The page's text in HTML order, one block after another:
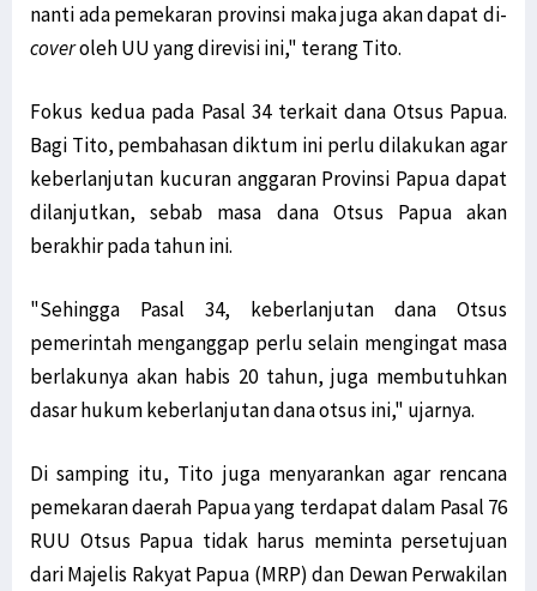
nanti ada pemekaran provinsi maka juga akan dapat di-
coveroleh UU yang direvisi ini," terang Tito.
Fokus kedua pada Pasal 34 terkait dana Otsus Papua.
Bagi Tito, pembahasan diktum ini perlu dilakukan agar
keberlanjutan kucuran anggaran Provinsi Papua dapat
dilanjutkan, sebab masa dana Otsus Papua akan
berakhir pada tahun ini.
"Sehingga Pasal 34, keberlanjutan dana Otsus
pemerintah menganggap perlu selain mengingat masa
berlakunya akan habis 20 tahun, juga membutuhkan
dasar hukum keberlanjutan dana otsus ini," ujarnya.
Di samping itu, Tito juga menyarankan agar rencana
pemekaran daerah Papua yang terdapat dalam Pasal 76
RUU Otsus Papua tidak harus meminta persetujuan
dari Majelis Rakyat Papua (MRP) dan Dewan Perwakilan